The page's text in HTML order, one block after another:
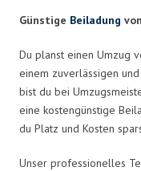
Günstige Beiladung
Du planst einen Umzug
einem zuverlässigen
bist du bei
eine kostengünstige
du Platz und Kosten
Unser professionelles